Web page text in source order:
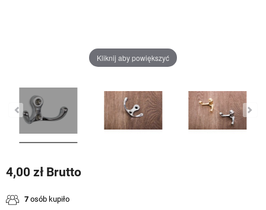
Kliknij aby powiększyć
4,00 zł Brutto
7 osób kupiło